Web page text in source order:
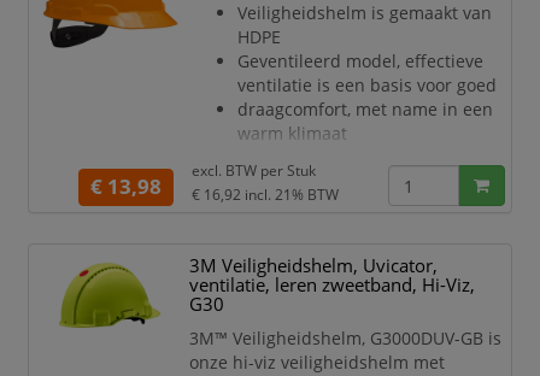
een draaiknopinstelling
De Uvicator sensorschijf vertelt u
wanneer de helm vervangen
moet
worden
De zacht
Veiligheidshelm is gemaakt van
HDPE
Geventileerd model, effectieve
ventilatie is een basis voor goed
draagcomfort, met name in een
warm klimaat
kunststof zweetband
Helm is voorzien van een 4-punts
Het binnenwerk is voorzien van
een draaiknopinstelling
Het ontwerp met een laag profiel
biedt stabiliteit en evenwicht,
waardoor helm ultiem comfort
€ 13,98
excl. BTW per Stuk
€ 16,92 incl. 21% BTW
3M Veiligheidshelm, Uvicator,
ventilatie, leren zweetband, Hi-Viz,
G30
3M™ Veiligheidshelm, G3000DUV-GB is
onze hi-viz veiligheidshelm met